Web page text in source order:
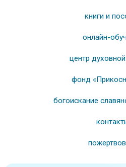
книги и
онлайн-
центр
фонд
богоискание